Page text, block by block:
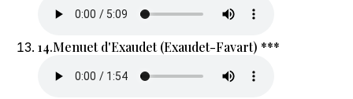
14.Menuet d'Exaudet (Exaudet-Favart) ***